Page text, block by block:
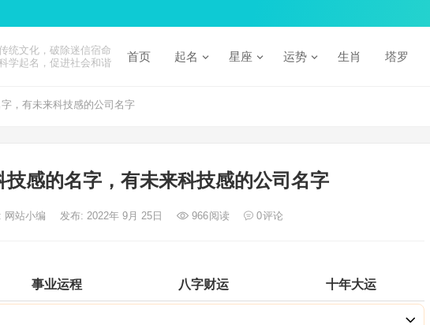
统文化，破除迷信宿命
学起名，促进社会和谐
首页 起名 星座 运势 生肖 塔罗
，有未来科技感的公司名字
技感的名字，有未来科技感的公司名字
网站小编 发布: 2022年 9月 25日 966阅读 0评论
事业运程 八字财运 十年大运